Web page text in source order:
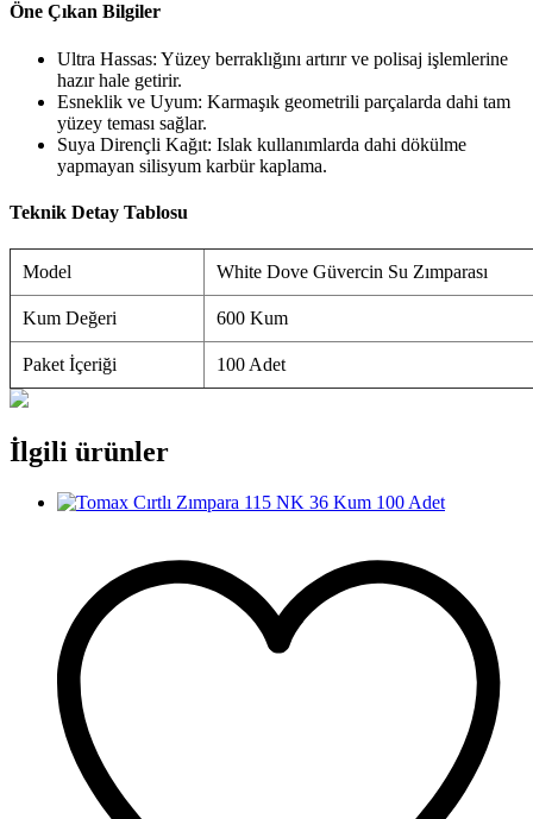
Öne Çıkan Bilgiler
Ultra Hassas: Yüzey berraklığını artırır ve polisaj işlemlerine
hazır hale getirir.
Esneklik ve Uyum: Karmaşık geometrili parçalarda dahi tam
yüzey teması sağlar.
Suya Dirençli Kağıt: Islak kullanımlarda dahi dökülme
yapmayan silisyum karbür kaplama.
Teknik Detay Tablosu
Model White Dove Güvercin Su Zımparası
Kum Değeri 600 Kum
Paket İçeriği 100 Adet
İlgili ürünler